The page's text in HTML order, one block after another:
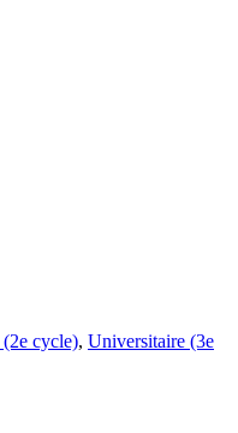
cycle), Universitaire (3e